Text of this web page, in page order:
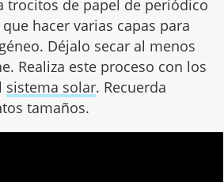
trocitos de papel de periódico
hacer varias capas para
Déjalo secar al menos
Realiza este proceso con los
sistema solar. Recuerda
tamaños.